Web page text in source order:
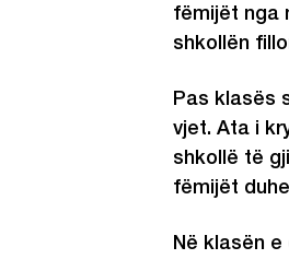
fëmijët nga
shkollën
Pas klasës
vjet. Ata i
shkollë të
fëmijët
Në klasën